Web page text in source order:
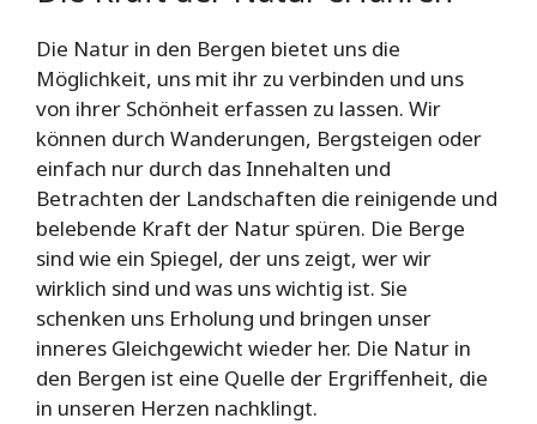
Die Natur in den Bergen bietet uns die
Möglichkeit, uns mit ihr zu verbinden und uns
von ihrer Schönheit erfassen zu lassen. Wir
können durch Wanderungen, Bergsteigen oder
einfach nur durch das Innehalten und
Betrachten der Landschaften die reinigende und
belebende Kraft der Natur spüren. Die Berge
sind wie ein Spiegel, der uns zeigt, wer wir
wirklich sind und was uns wichtig ist. Sie
schenken uns Erholung und bringen unser
inneres Gleichgewicht wieder her. Die Natur in
den Bergen ist eine Quelle der Ergriffenheit, die
in unseren Herzen nachklingt.